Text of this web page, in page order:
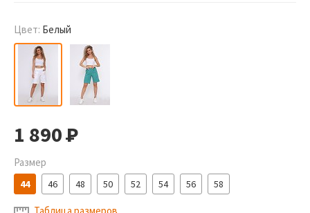
Цвет: Белый
1 890Р
Размер
44 46 48 50 52 54 56 58